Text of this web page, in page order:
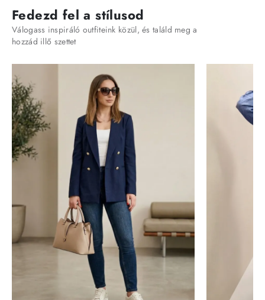
Fedezd fel a stílusod
Válogass inspiráló outfiteink közül, és találd meg a
hozzád illő szettet